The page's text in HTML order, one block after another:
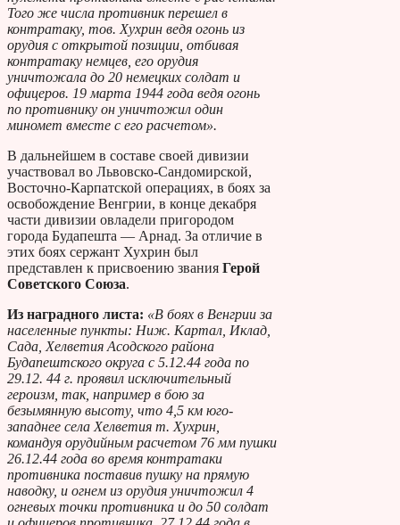
Того же числа противник перешел в
контратаку, тов. Хухрин ведя огонь из
орудия с открытой позиции, отбивая
контратаку немцев, его орудия
уничтожала до 20 немецких солдат и
офицеров. 19 марта 1944 года ведя огонь
по противнику он уничтожил один
миномет вместе с его расчетом».
В дальнейшем в составе своей дивизии
участвовал во Львовско-Сандомирской,
Восточно-Карпатской операциях, в боях за
освобождение Венгрии, в конце декабря
части дивизии овладели пригородом
города Будапешта — Арнад. За отличие в
этих боях сержант Хухрин был
представлен к присвоению звания Герой
Советского Союза.
Из наградного листа: «В боях в Венгрии за
населенные пункты: Ниж. Картал, Иклад,
Сада, Хелветия Асодского района
Будапештского округа с 5.12.44 года по
29.12. 44 г. проявил исключительный
героизм, так, например в бою за
безымянную высоту, что 4,5 км юго-
западнее села Хелветия т. Хухрин,
командуя орудийным расчетом 76 мм пушки
26.12.44 года во время контратаки
противника поставив пушку на прямую
наводку, и огнем из орудия уничтожил 4
огневых точки противника и до 50 солдат